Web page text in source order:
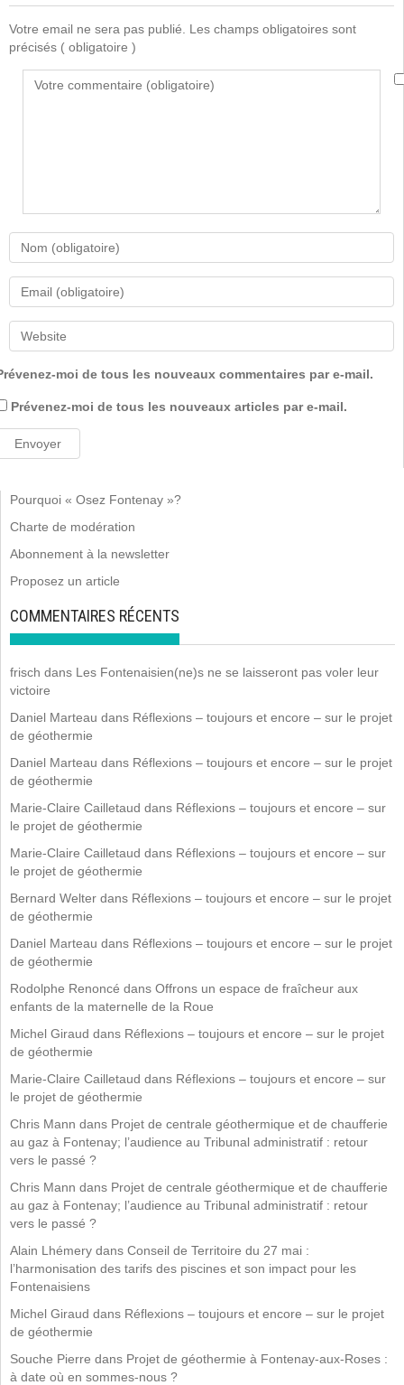
Votre email ne sera pas publié. Les champs obligatoires sont
précisés ( obligatoire )
moi de tous les nouveaux commentaires par e-mail.
Prévenez-moi de tous les nouveaux articles par e-mail.
Pourquoi « Osez Fontenay »?
Charte de modération
Abonnement à la newsletter
Proposez un article
COMMENTAIRES RÉCENTS
frisch dans Les Fontenaisien(ne)s ne se laisseront pas voler leur
victoire
Daniel Marteau dans Réflexions – toujours et encore – sur le projet
de géothermie
Daniel Marteau dans Réflexions – toujours et encore – sur le projet
de géothermie
Marie-Claire Cailletaud dans Réflexions – toujours et encore – sur
le projet de géothermie
Marie-Claire Cailletaud dans Réflexions – toujours et encore – sur
le projet de géothermie
Bernard Welter dans Réflexions – toujours et encore – sur le projet
de géothermie
Daniel Marteau dans Réflexions – toujours et encore – sur le projet
de géothermie
Rodolphe Renoncé dans Offrons un espace de fraîcheur aux
enfants de la maternelle de la Roue
Michel Giraud dans Réflexions – toujours et encore – sur le projet
de géothermie
Marie-Claire Cailletaud dans Réflexions – toujours et encore – sur
le projet de géothermie
Chris Mann dans Projet de centrale géothermique et de chaufferie
au gaz à Fontenay; l’audience au Tribunal administratif : retour
vers le passé ?
Chris Mann dans Projet de centrale géothermique et de chaufferie
au gaz à Fontenay; l’audience au Tribunal administratif : retour
vers le passé ?
Alain Lhémery dans Conseil de Territoire du 27 mai :
l’harmonisation des tarifs des piscines et son impact pour les
Fontenaisiens
Michel Giraud dans Réflexions – toujours et encore – sur le projet
de géothermie
Souche Pierre dans Projet de géothermie à Fontenay-aux-Roses :
à date où en sommes-nous ?